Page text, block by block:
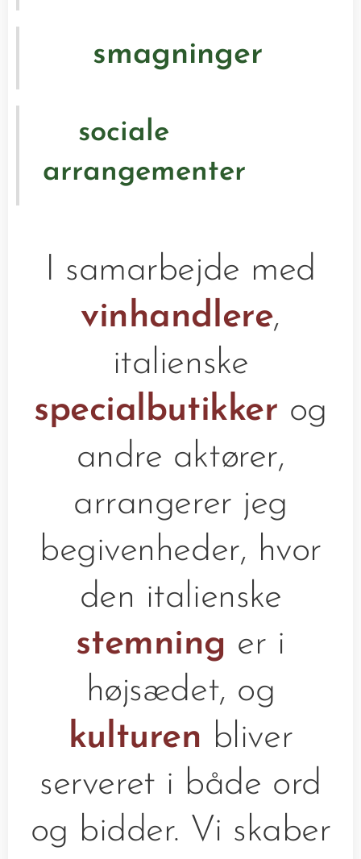
🍷 smagninger
sociale
arrangementer
I samarbejde med
vinhandlere,
italienske
specialbutikker og
andre aktører,
arrangerer jeg
begivenheder, hvor
den italienske
stemning er i
højsædet, og
kulturen bliver
serveret i både ord
og bidder. Vi skaber